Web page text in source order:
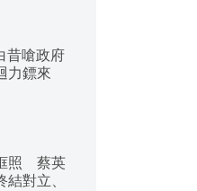
昔嗆政府
力鏢來
照 蔡英
對立、